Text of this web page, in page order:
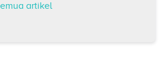
artikel